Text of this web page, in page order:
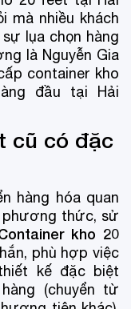
mà nhiều khách
lụa chọn hàng
là Nguyễn Gia
container kho
đầu tại Hải
cũ có đặc
hàng hóa quan
phương thức, sử
kho 20
phù hợp việc
kế đặc biệt
(chuyển từ